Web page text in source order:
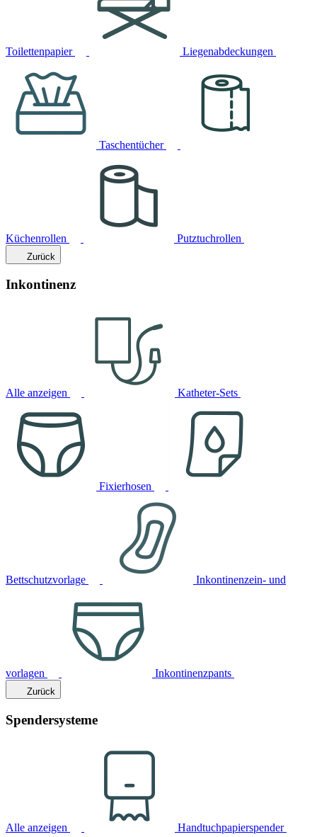
Toilettenpapier Liegenabdeckungen
Taschentücher
Küchenrollen Putztuchrollen
Zurück
Inkontinenz
Alle anzeigen Katheter-Sets
Fixierhosen
Bettschutzvorlage Inkontinenzein- und
vorlagen Inkontinenzpants
Zurück
Spendersysteme
Alle anzeigen Handtuchpapierspender